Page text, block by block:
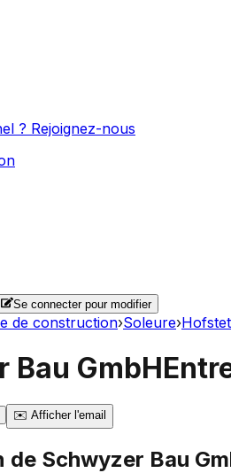
? Rejoignez-nous
Se connecter pour modifier
de construction›Soleure›
Bau GmbH
✉️ Afficher l'email
de Schwyzer Bau